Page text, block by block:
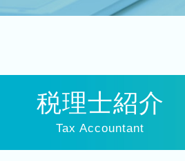
税務申告
税務顧問 税理士法人
税務 申告書
法人 税金 対策
中期 計画 作り方
税理士紹介
Tax Accountant